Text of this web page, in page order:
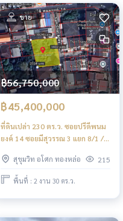
ขาย
฿56,750,000
฿45,400,000
ที่ดินเปล่า 230 ตร.ว. ซอยปรีดีพนม
ยงค์ 14 ซอยมีสุวรรณ 3 แยก 8/1 /
Soi Pridi Banomyong 14 Soi
Misuwan 3 Yeak 8/1 / (FOR SALE)
NS031
สุขุมวิท อโศก ทองหล่อ 215
พื้นที่ : 2 งาน 30 ตร.ว.